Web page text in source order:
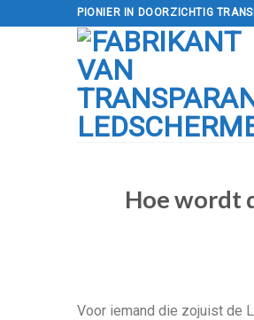
naar
PIONIER IN DOORZICHTIG
Hoe wordt
Voor iemand die zojuist de